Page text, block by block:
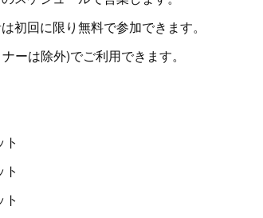
初回に限り無料で参加できます。
ーは除外)でご利用できます。